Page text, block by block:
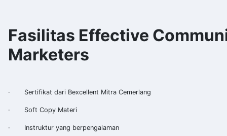
Fasilitas Effective
Marketers
· Sertifikat dari Bexcellent Mitra Cemerlang
· Soft Copy Materi
· Instruktur yang berpengalaman